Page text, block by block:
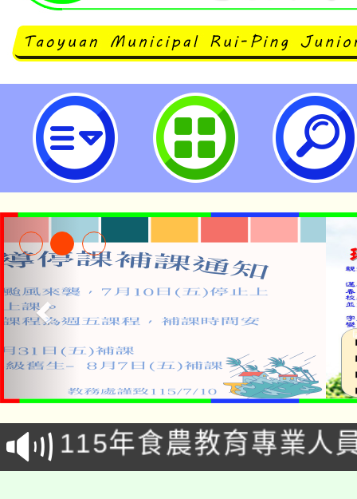
neilrpjhstyc網站設計者：徐嘉
淨零綠生活教案入校路
會
115年食農教育專業人
程
學期銜接期間理賠案件